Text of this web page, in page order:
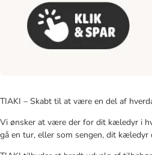
TIAKI – Skabt til at være en del af
Vi ønsker at være der for dit kæledyr i
gå en tur, eller som sengen, dit